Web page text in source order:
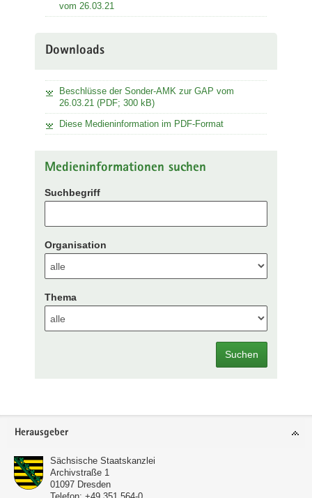
vom 26.03.21
Downloads
Beschlüsse der Sonder-AMK zur GAP vom
26.03.21 (PDF; 300 kB)
Diese Medieninformation im PDF-Format
Medieninformationen suchen
Suchbegriff
Organisation
Thema
Suchen
Footer-
Herausgeber
Sächsische Staatskanzlei
Archivstraße 1
01097 Dresden